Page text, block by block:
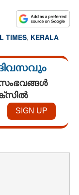
TIMES, KERALA
ദിവസവും